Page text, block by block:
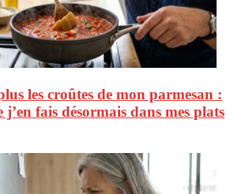
les croûtes de mon parmesan :
j’en fais désormais dans mes plats